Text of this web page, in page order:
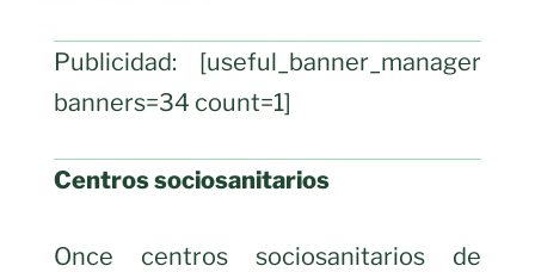
Publicidad: [useful_banner_manager
banners=34 count=1]
Centros sociosanitarios
Once centros sociosanitarios de